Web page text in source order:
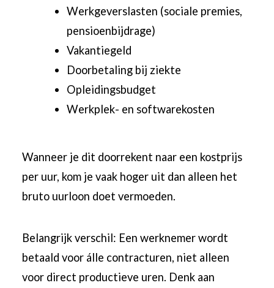
Werkgeverslasten (sociale premies,
pensioenbijdrage)
Vakantiegeld
Doorbetaling bij ziekte
Opleidingsbudget
Werkplek- en softwarekosten
Wanneer je dit doorrekent naar een kostprijs
per uur, kom je vaak hoger uit dan alleen het
bruto uurloon doet vermoeden.
Belangrijk verschil: Een werknemer wordt
betaald voor álle contracturen, niet alleen
voor direct productieve uren. Denk aan